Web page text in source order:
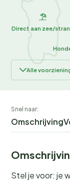
Direct aan zee/
Alle
Snel naar:
Omschrijving
Stel je voor: je